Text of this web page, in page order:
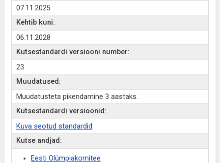
07.11.2025
Kehtib kuni:
06.11.2028
Kutsestandardi versiooni number:
23
Muudatused:
Muudatusteta pikendamine 3 aastaks.
Kutsestandardi versioonid:
Kuva seotud standardid
Kutse andjad:
Eesti Olümpiakomitee